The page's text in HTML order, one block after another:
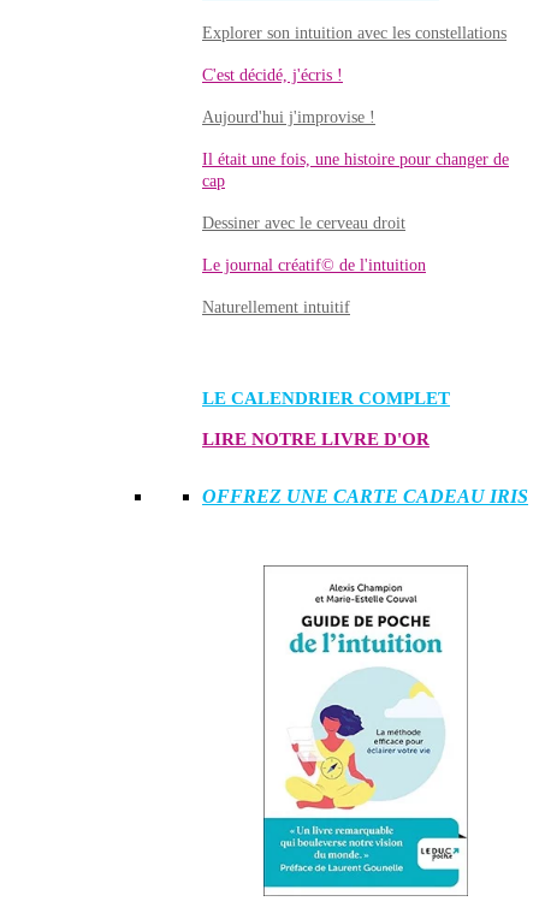
Explorer son intuition avec les constellations
C'est décidé, j'écris !
Aujourd'hui j'improvise !
Il était une fois, une histoire pour changer de
cap
Dessiner avec le cerveau droit
Le journal créatif© de l'intuition
Naturellement intuitif
LE CALENDRIER COMPLET
LIRE NOTRE LIVRE D'OR
OFFREZ UNE CARTE CADEAU IRIS